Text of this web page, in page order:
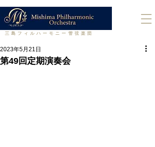
​三島フィルハーモニー管弦楽団
第49回定期演奏会
2023年5月21日